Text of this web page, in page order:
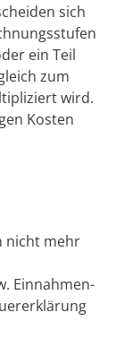
sich
ein Teil
zum
wird.
Kosten
nicht mehr
Einnahmen-